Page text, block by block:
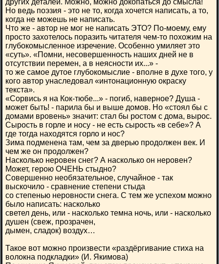
других деталей. Можно, можно докопаться до смысла!
Но ведь поэзия - это не то, когда хочется написать, а то,
когда не можешь не написать.
Что же - автор не мог не написать ЭТО? По-моему, ему
просто захотелось поразить читателя чем-то похожим на
глубокомысленное изречение. Особенно умиляет это
«суть». «Помни, несовершенность наших дней не в
отсутствии перемен, а в неясности их...» -
то же самое дутое глубокомыслие - вполне в духе того, у
кого автор унаследовал «интонационную окраску
текста».
«Сорвись я на Кок-тюбе...» - погиб, наверное? Душа -
может быть! - парила бы и выше домов. Но «стоял бы с
домами вровень» значит: стал бы ростом с дома, вырос.
Сырость в горле и носу - не есть сырость «в себе»? А
где тогда находятся горло и нос?
Зима подменена там, чем за дверью продолжен век. И
чем же он продолжен?
Насколько неровен снег? А насколько он неровен?
Может, герою ОЧЕНЬ стыдно?
Совершенно необязательное, случайное - так
выскочило - сравнение степени стыда
со степенью неровности снега. С тем же успехом можно
было написать: насколько
светел день, или - насколько темна ночь, или - насколько
душен (свеж, прозрачен,
дымен, сладок) воздух…
Такое вот можно произвести «раздёргивание стиха на
волокна подкладки» (И. Якимова)